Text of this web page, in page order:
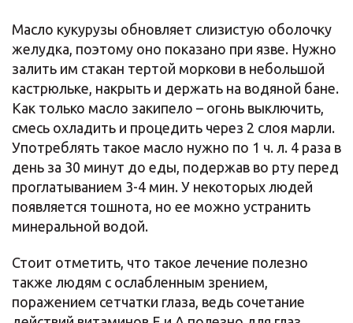
Масло кукурузы обновляет слизистую оболочку
желудка, поэтому оно показано при язве. Нужно
залить им стакан тертой моркови в небольшой
кастрюльке, накрыть и держать на водяной бане.
Как только масло закипело – огонь выключить,
смесь охладить и процедить через 2 слоя марли.
Употреблять такое масло нужно по 1 ч. л. 4 раза в
день за 30 минут до еды, подержав во рту перед
проглатыванием 3-4 мин. У некоторых людей
появляется тошнота, но ее можно устранить
минеральной водой.
Стоит отметить, что такое лечение полезно
также людям с ослабленным зрением,
поражением сетчатки глаза, ведь сочетание